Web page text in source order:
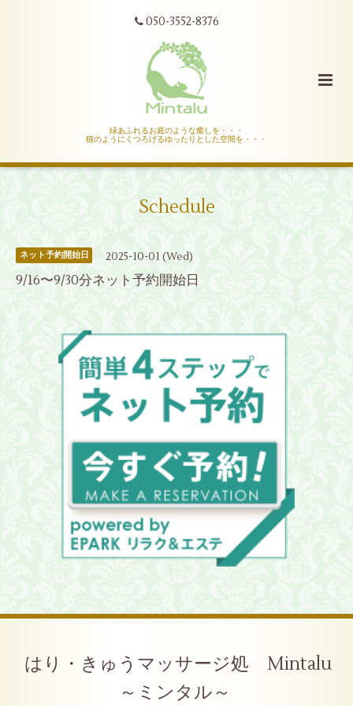
050-3552-8376
緑あふれるお庭のような癒しを・・・
猫のようにくつろげるゆったりとした空間を・・・
Schedule
ネット予約開始日 2025-10-01 (Wed)
9/16〜9/30分ネット予約開始日
はり・きゅうマッサージ処 Mintalu
～ミンタル～